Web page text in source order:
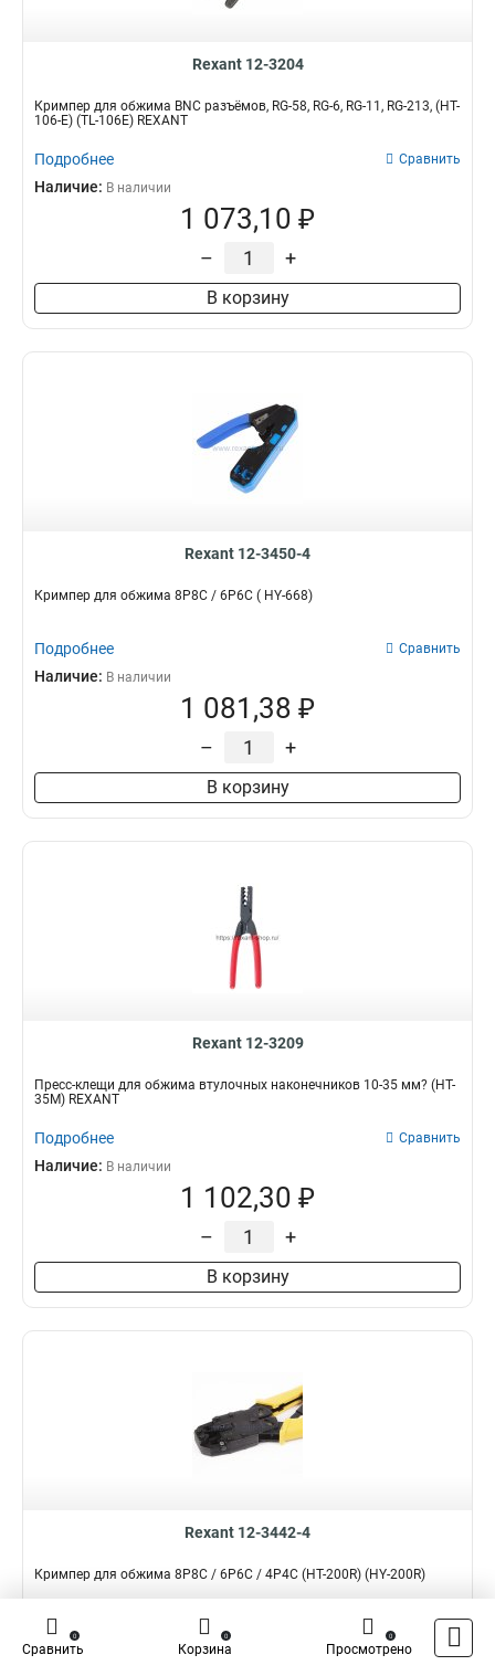
Rexant 12-3204
Кримпер для обжима BNC разъёмов, RG-58, RG-6, RG-11, RG-213, (HT-
106-E) (TL-106E) REXANT
Подробнее Сравнить
Наличие: В наличии
1 073,10 ₽
– +
В корзину
Rexant 12-3450-4
Кримпер для обжима 8P8C / 6P6C ( HY-668)
Подробнее Сравнить
Наличие: В наличии
1 081,38 ₽
– +
В корзину
Rexant 12-3209
Пресс-клещи для обжима втулочных наконечников 10-35 мм? (HT-
35M) REXANT
Подробнее Сравнить
Наличие: В наличии
1 102,30 ₽
– +
В корзину
Rexant 12-3442-4
Кримпер для обжима 8P8C / 6P6C / 4P4C (HT-200R) (HY-200R)
Подробнее Сравнить
Наличие:
Сравнить
0
Корзина
0
Просмотрено
0